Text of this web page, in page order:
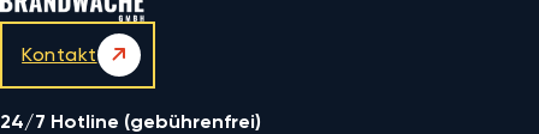
Kontakt
24/7 Hotline (gebührenfrei)